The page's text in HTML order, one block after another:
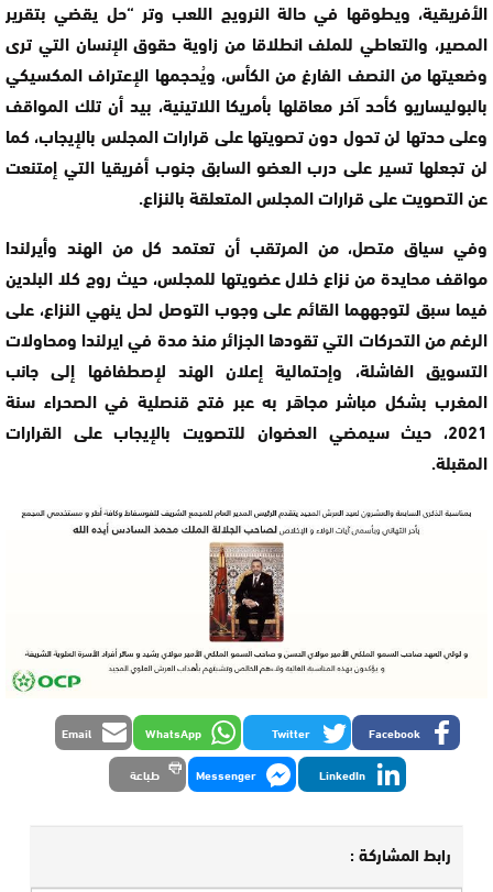
الأفريقية، ويطوقها في حالة النرويج اللعب وتر “حل يقضي بتقرير
المصير، والتعاطي للملف انطلاقا من زاوية حقوق الإنسان التي ترى
وضعيتها من النصف الفارغ من الكأس، ويُحجمها الإعتراف المكسيكي
بالبوليساريو كأحد آخر معاقلها بأمريكا اللاتينية، بيد أن تلك المواقف
وعلى حدتها لن تحول دون تصويتها على قرارات المجلس بالإيجاب، كما
لن تجعلها تسير على درب العضو السابق جنوب أفريقيا التي إمتنعت
عن التصويت على قرارات المجلس المتعلقة بالنزاع.
وفي سياق متصل، من المرتقب أن تعتمد كل من الهند وأيرلندا
مواقف محايدة من نزاع خلال عضويتها للمجلس، حيث روج كلا البلدين
فيما سبق لتوجههما القائم على وجوب التوصل لحل ينهي النزاع، على
الرغم من التحركات التي تقودها الجزائر منذ مدة في ايرلندا ومحاولات
التسويق الفاشلة، وإحتمالية إعلان الهند لإصطفافها إلى جانب
المغرب بشكل مباشر مجاهَر به عبر فتح قنصلية في الصحراء سنة
2021، حيث سيمضي العضوان للتصويت بالإيجاب على القرارات
المقبلة.
Facebook
Twitter
WhatsApp
Email
LinkedIn
Messenger طباعة
رابط المشاركة :